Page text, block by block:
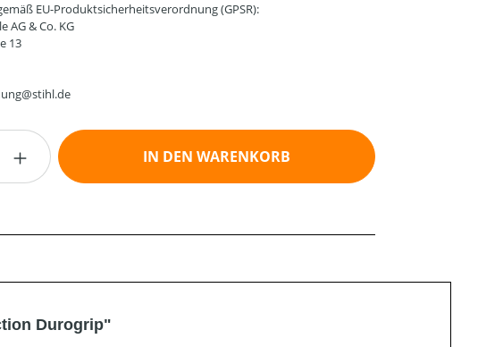
EU-Produktsicherheitsverordnung (GPSR):
AG & Co. KG
13
Gib den gewünschten Wert ein oder
IN DEN WARENKORB
Durogrip"